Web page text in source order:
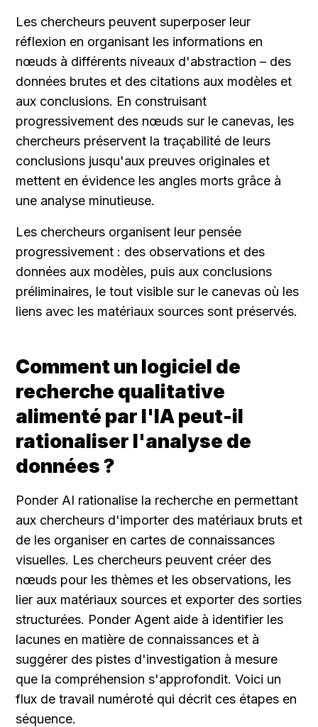
Les chercheurs peuvent superposer leur
réflexion en organisant les informations en
nœuds à différents niveaux d'abstraction – des
données brutes et des citations aux modèles et
aux conclusions. En construisant
progressivement des nœuds sur le canevas, les
chercheurs préservent la traçabilité de leurs
conclusions jusqu'aux preuves originales et
mettent en évidence les angles morts grâce à
une analyse minutieuse.
Les chercheurs organisent leur pensée
progressivement : des observations et des
données aux modèles, puis aux conclusions
préliminaires, le tout visible sur le canevas où les
liens avec les matériaux sources sont préservés.
Comment un logiciel de
recherche qualitative
alimenté par l'IA peut-il
rationaliser l'analyse de
données ?
Ponder AI rationalise la recherche en permettant
aux chercheurs d'importer des matériaux bruts et
de les organiser en cartes de connaissances
visuelles. Les chercheurs peuvent créer des
nœuds pour les thèmes et les observations, les
lier aux matériaux sources et exporter des sorties
structurées. Ponder Agent aide à identifier les
lacunes en matière de connaissances et à
suggérer des pistes d'investigation à mesure
que la compréhension s'approfondit. Voici un
flux de travail numéroté qui décrit ces étapes en
séquence.